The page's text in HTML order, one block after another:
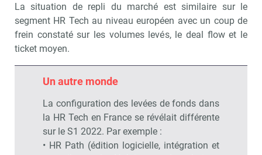
La situation de repli du marché est similaire sur le
segment HR Tech au niveau européen avec un coup de
frein constaté sur les volumes levés, le deal flow et le
ticket moyen.
Un autre monde
La configuration des levées de fonds dans
la HR Tech en France se révélait différente
sur le S1 2022. Par exemple :
• HR Path (édition logicielle, intégration et